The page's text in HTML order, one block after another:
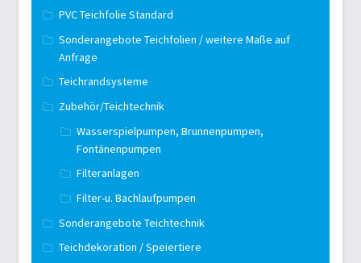
PVC Teichfolie Standard
Sonderangebote Teichfolien / weitere Maße auf
Anfrage
Teichrandsysteme
Zubehör/Teichtechnik
Wasserspielpumpen, Brunnenpumpen,
Fontänenpumpen
Filteranlagen
Filter-u. Bachlaufpumpen
Sonderangebote Teichtechnik
Teichdekoration / Speiertiere